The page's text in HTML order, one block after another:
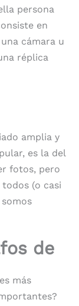
persona
en
cámara u
réplica
amplia y
es la del
fotos, pero
(o casi
de
más